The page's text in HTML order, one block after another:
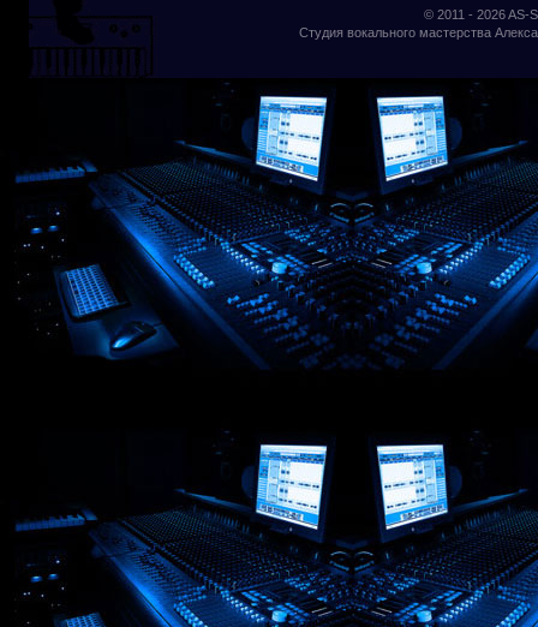
© 2011 - 2026AS-
Студия вокального мастерства